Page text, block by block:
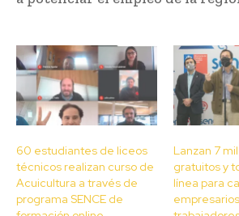
60 estudiantes de liceos
técnicos realizan curso de
Acuicultura a través de
programa SENCE de
Lanzan 7
gratuitos y
línea para